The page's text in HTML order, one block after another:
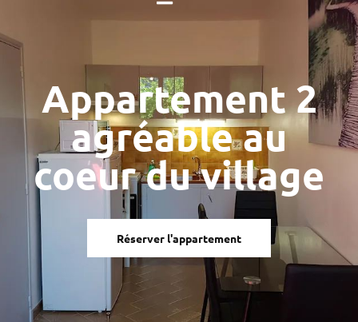
Appartement 2
agréable au
coeur du village
Réserver l'appartement